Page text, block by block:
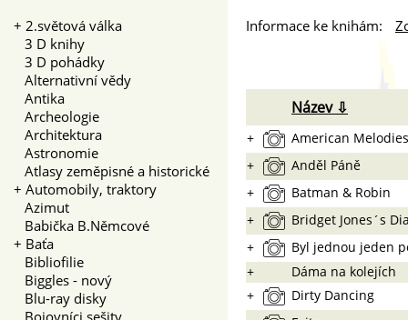
+ 2.světová válka
3 D knihy
3 D pohádky
Alternativní vědy
Antika
Archeologie
Architektura
Astronomie
Atlasy zeměpisné a historické
+ Automobily, traktory
Azimut
Babička B.Němcové
+ Baťa
Bibliofilie
Biggles - nový
Blu-ray disky
Bojovníci sešity
Informace ke knihám:
Název ⇩
+
American Melodies
+
Anděl Páně
+
Batman & Robin
+
Bridget Jones´s
+
Byl jednou jeden
+
Dáma na kolejích
+
Dirty Dancing